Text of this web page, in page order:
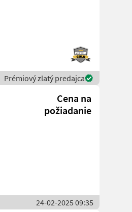
Prémiový zlatý predajca
Cena na
požiadanie
24-02-2025 09:35